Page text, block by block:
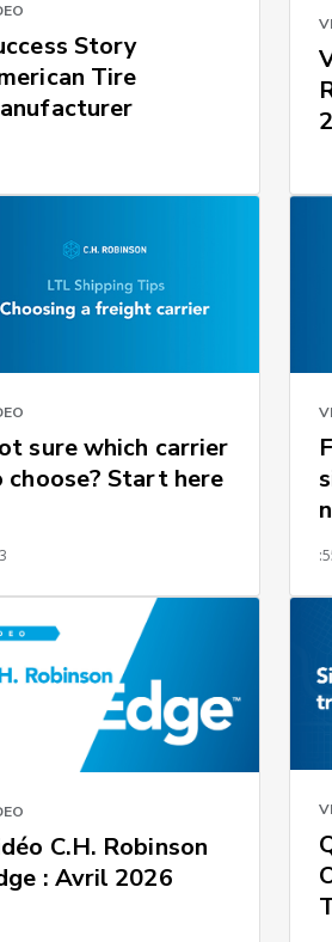
Story
Tire
sure which carrier
choose? Start here
C.H. Robinson
: Avril 2026